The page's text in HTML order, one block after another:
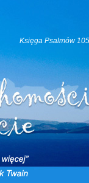
Księga Psalmów